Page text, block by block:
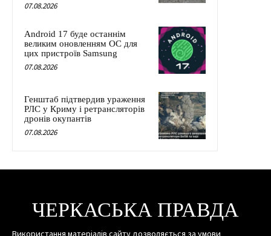
07.08.2026
Android 17 буде останнім
великим оновленням ОС для
цих пристроїв Samsung
07.08.2026
Генштаб підтвердив ураження
РЛС у Криму і ретрансляторів
дронів окупантів
07.08.2026
ЧЕРКАСЬКА ПРАВДА